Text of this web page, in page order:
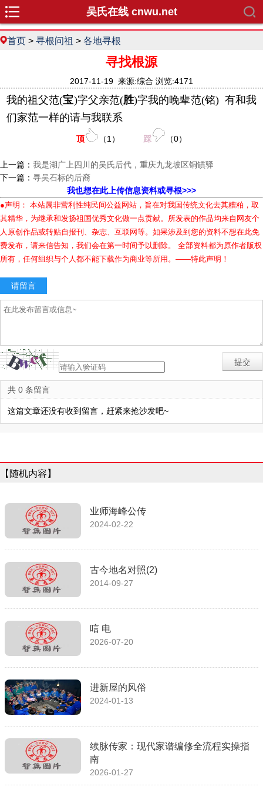
吴氏在线 cnwu.net
首页 > 寻根问祖 > 各地寻根
寻找根源
2017-11-19 来源:综合 浏览:4171
我的祖父范(宝)字父亲范(胜)字我的晚辈范(铭) 有和我
们家范一样的请与我联系
顶 （1 ） 踩 （0）
上一篇： 我是湖广上四川的吴氏后代，重庆九龙坡区铜罆驿
下一篇： 寻吴石标的后裔
我也想在此上传信息资料或寻根>>>
●声明： 本站属非营利性纯民间公益网站，旨在对我国传统文化去其糟粕，取
其精华，为继承和发扬祖国优秀文化做一点贡献。所发表的作品均来自网友个
人原创作品或转贴自报刊、杂志、互联网等。如果涉及到您的资料不想在此免
费发布，请来信告知，我们会在第一时间予以删除。 全部资料都为原作者版权
所有，任何组织与个人都不能下载作为商业等所用。——特此声明！
请留言
共 0 条留言
这篇文章还没有收到留言，赶紧来抢沙发吧~
【随机内容】
业师海峰公传
2024-02-22
古今地名对照(2)
2014-09-27
唁 电
2026-07-20
进新屋的风俗
2024-01-13
续脉传家：现代家谱编修全流程实操指
南
2026-01-27